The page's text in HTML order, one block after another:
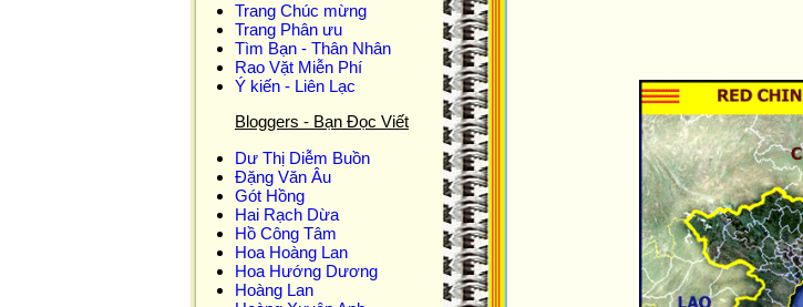
Trang Chúc mừng
Trang Phân ưu
Tìm Bạn - Thân Nhân
Rao Vặt Miễn Phí
Ý kiến - Liên Lạc
Bloggers - Bạn Đọc Viết
Dư Thị Diễm Buồn
Ðặng Văn Âu
Gót Hồng
Hai Rạch Dừa
Hồ Công Tâm
Hoa Hoàng Lan
Hoa Hướng Dương
Hoàng Lan